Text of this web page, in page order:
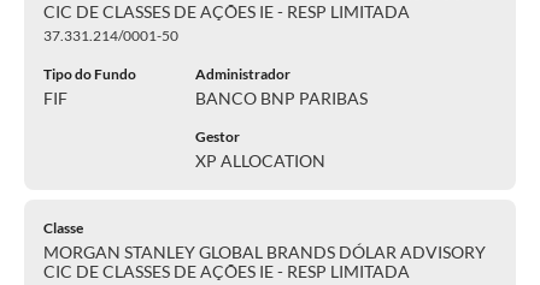
CIC DE CLASSES DE AÇÕES IE - RESP LIMITADA
37.331.214/0001-50
Tipo do Fundo
FIF
Administrador
BANCO BNP PARIBAS
Gestor
XP ALLOCATION
Classe
MORGAN STANLEY GLOBAL BRANDS DÓLAR ADVISORY
CIC DE CLASSES DE AÇÕES IE - RESP LIMITADA